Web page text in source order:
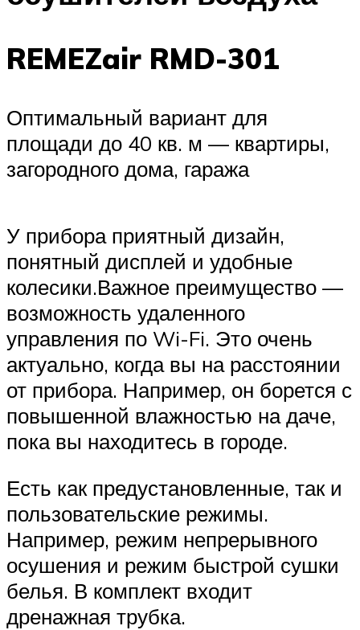
REMEZair RMD-301
Оптимальный вариант для
площади до 40 кв. м — квартиры,
загородного дома, гаража
У прибора приятный дизайн,
понятный дисплей и удобные
колесики.Важное преимущество —
возможность удаленного
управления по Wi-Fi. Это очень
актуально, когда вы на расстоянии
от прибора. Например, он борется с
повышенной влажностью на даче,
пока вы находитесь в городе.
Есть как предустановленные, так и
пользовательские режимы.
Например, режим непрерывного
осушения и режим быстрой сушки
белья. В комплект входит
дренажная трубка.